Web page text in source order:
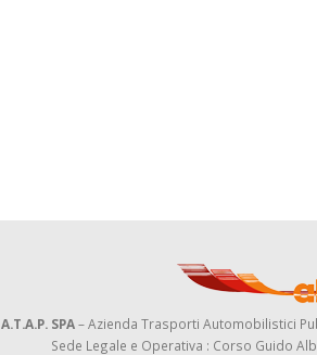
A.T.A.P. SPA– Azienda Trasporti Automobilistici
Sede Legale e Operativa : Corso Guido